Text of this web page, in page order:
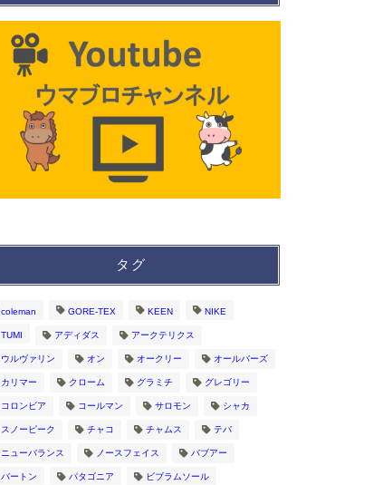
タグ
coleman GORE-TEX KEEN NIKE
TUMI アディダス アークテリクス
ウルヴァリン オン オークリー オールバーズ
カリマー クローム グラミチ グレゴリー
コロンビア コールマン サロモン シャカ
スノーピーク チャコ チャムス テバ
ニューバランス ノースフェイス バブアー
バートン パタゴニア ビブラムソール